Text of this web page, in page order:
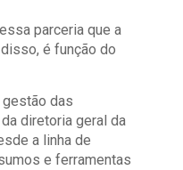
parceria que a
é função do
gestão das
diretoria geral da
a linha de
e ferramentas